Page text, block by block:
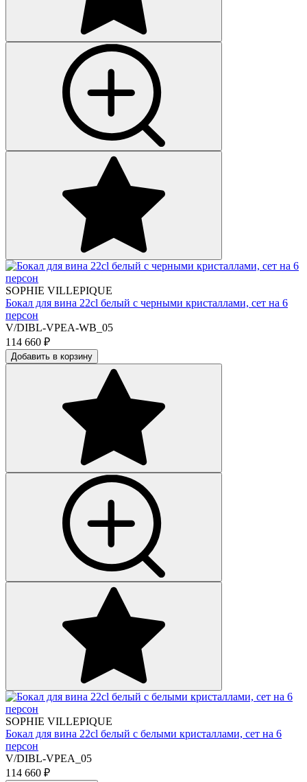
SOPHIE VILLEPIQUE
Бокал для вина 22cl белый с черными кристаллами, сет на 6
персон
V/DIBL-VPEA-WB_05
114 660 ₽
Добавить в корзину
SOPHIE VILLEPIQUE
Бокал для вина 22cl белый с белыми кристаллами, сет на 6
персон
V/DIBL-VPEA_05
114 660 ₽